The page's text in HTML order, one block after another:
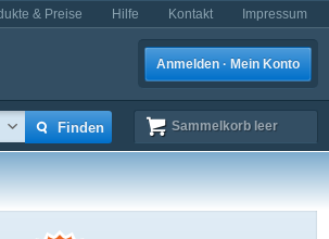
& Preise Hilfe Kontakt Impressum
Anmelden · Mein Konto
Sammelkorb leer